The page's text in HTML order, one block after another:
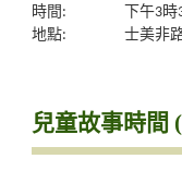
時間:
下午3
地點:
士美非
兒童故事時間